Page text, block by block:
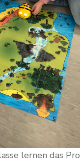
lernen das